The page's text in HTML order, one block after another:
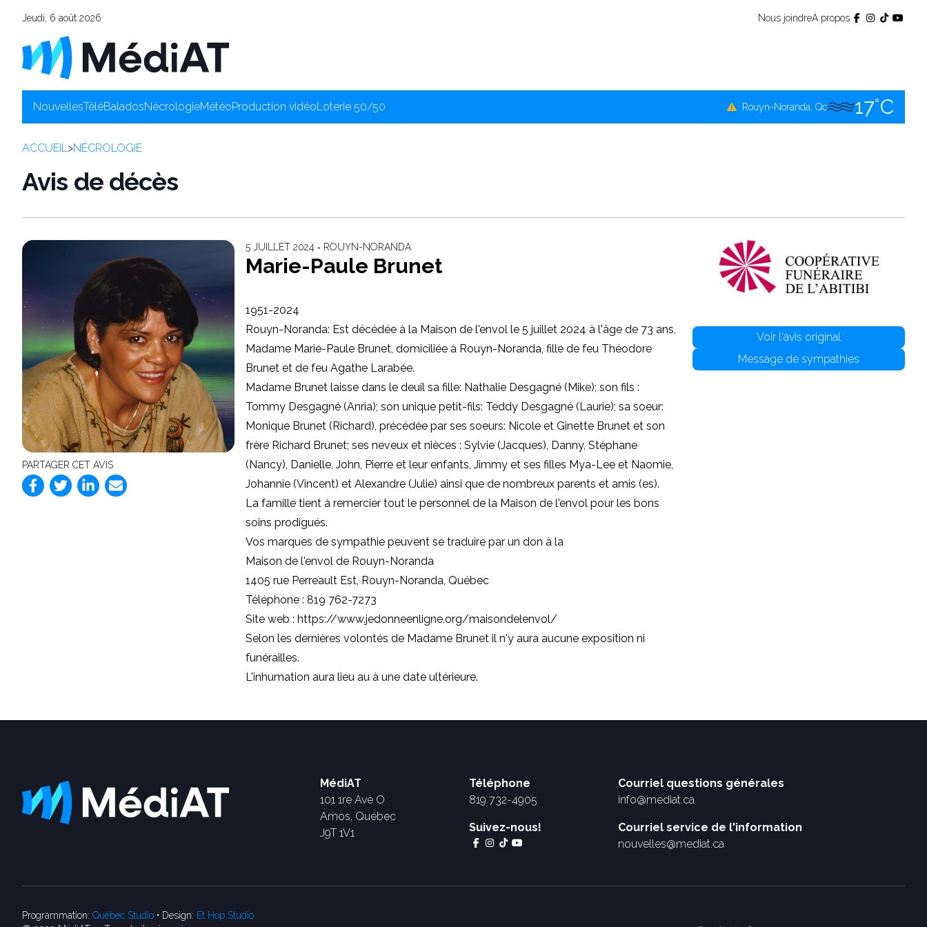
Jeudi, 6 août 2026 Nous joindreÀ propos
NouvellesTéléBaladosNécrologieMétéoProduction vidéoLoterie 50/50
Témiscamingue, Qc 16°C
Rouyn-Noranda, Qc 17°C
ACCUEIL>NÉCROLOGIE
Avis de décès
PARTAGER CET AVIS
5 JUILLET 2024 ‐ ROUYN-NORANDA
Marie-Paule Brunet
1951-2024
Rouyn-Noranda: Est décédée à la Maison de l'envol le 5 juillet 2024 à l'âge de 73 ans,
Madame Marie-Paule Brunet, domiciliée à Rouyn-Noranda, fille de feu Théodore
Brunet et de feu Agathe Larabée.
Madame Brunet laisse dans le deuil sa fille: Nathalie Desgagné (Mike); son fils :
Tommy Desgagné (Anria); son unique petit-fils: Teddy Desgagné (Laurie); sa soeur:
Monique Brunet (Richard), précédée par ses soeurs: Nicole et Ginette Brunet et son
frère Richard Brunet; ses neveux et nièces : Sylvie (Jacques), Danny, Stéphane
(Nancy), Danielle, John, Pierre et leur enfants, Jimmy et ses filles Mya-Lee et Naomie,
Johannie (Vincent) et Alexandre (Julie) ainsi que de nombreux parents et amis (es).
La famille tient à remercier tout le personnel de la Maison de l'envol pour les bons
soins prodigués.
Vos marques de sympathie peuvent se traduire par un don à la
Maison de l'envol de Rouyn-Noranda
1405 rue Perreault Est, Rouyn-Noranda, Québec
Téléphone : 819 762-7273
Site web : https://www.jedonneenligne.org/maisondelenvol/
Selon les dernières volontés de Madame Brunet il n'y aura aucune exposition ni
funérailles.
L'inhumation aura lieu au à une date ultérieure.
Voir l'avis original
Message de sympathies
MédiAT
101 1re Ave O
Amos, Québec
J9T 1V1
Téléphone
819 732-4905
Suivez-nous!
Courriel questions générales
info@mediat.ca
Courriel service de l'information
nouvelles@mediat.ca
Programmation: Québec Studio • Design: Et Hop Studio